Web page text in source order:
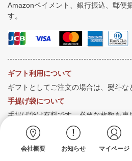
会社概要 お知らせ マイページ
Amazonペイメント、銀行振込、郵便
す。
ギフト利用について
ギフトとしてご注文の場合は、熨斗な
手提げ袋について
手提げ袋は有料です。必要な枚数を
返品について